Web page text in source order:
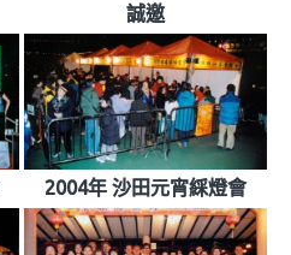
誠邀
2004年 沙田元宵綵燈會